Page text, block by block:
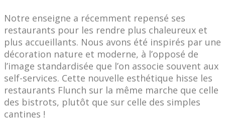
Notre enseigne a récemment repensé ses
restaurants pour les rendre plus chaleureux et
plus accueillants. Nous avons été inspirés par une
décoration nature et moderne, à l’opposé de
l’image standardisée que l’on associe souvent aux
self-services. Cette nouvelle esthétique hisse les
restaurants Flunch sur la même marche que celle
des bistrots, plutôt que sur celle des simples
cantines !